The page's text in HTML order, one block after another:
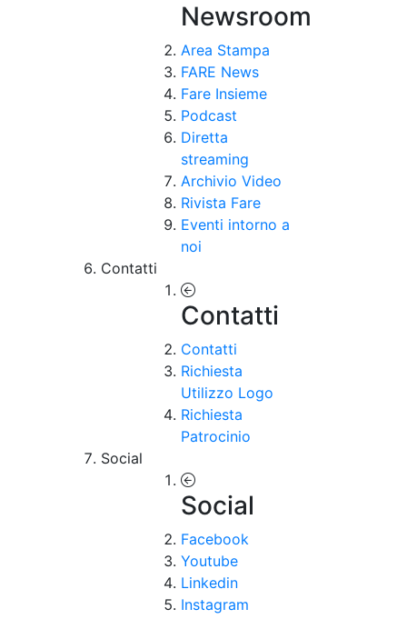
Newsroom
Area Stampa
FARE News
Fare Insieme
Podcast
Diretta
streaming
Archivio Video
Rivista Fare
Eventi intorno a
noi
Contatti
Contatti
Contatti
Richiesta
Utilizzo Logo
Richiesta
Patrocinio
Social
Social
Facebook
Youtube
Linkedin
Instagram